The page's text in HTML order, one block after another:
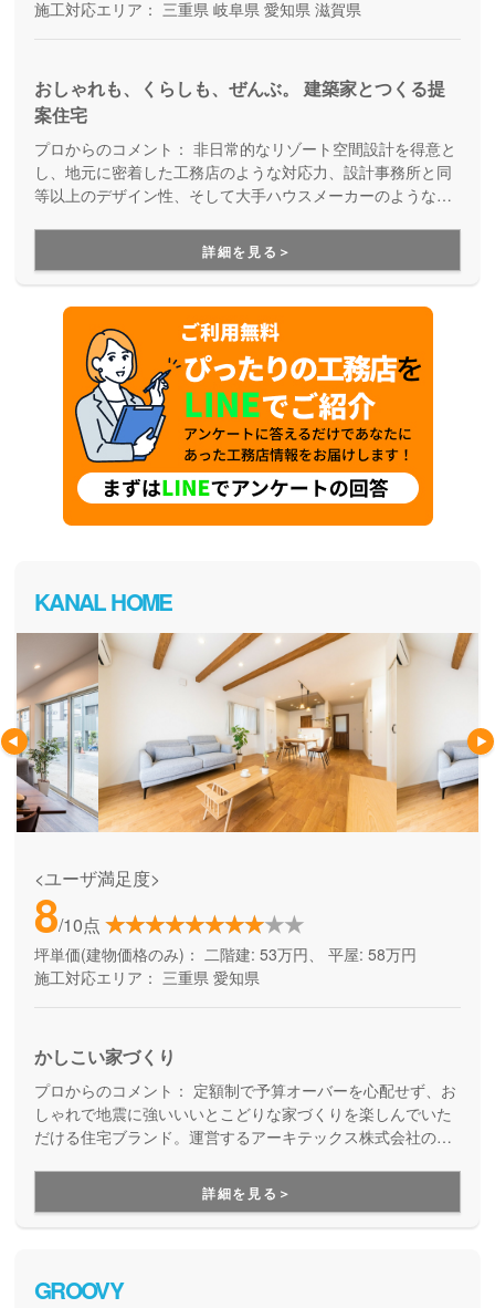
施工対応エリア： 三重県 岐阜県 愛知県 滋賀県
おしゃれも、くらしも、ぜんぶ。 建築家とつくる提
案住宅
プロからのコメント：
し、地元に密着した工務店のような対応力、設計事務所と同
等以上のデザイン性、そして大手ハウスメーカーのような設
厳密な現場管理により無駄なコストを徹底的にカットし、適
正価格で理想の暮らしを実現します。
詳細を見る＞
KANAL HOME
<ユーザ満足度>
8/10点
坪単価(建物価格のみ)： 二階建: 53万円、 平屋: 58万円
施工対応エリア： 三重県 愛知県
かしこい家づくり
プロからのコメント：
しゃれで地震に強いいいとこどりな家づくりを楽しんでいた
だける住宅ブランド。運営するアーキテックス株式会社のア
が、家を建てた後のお悩みにも、修繕などの知識に長けた精
鋭が確かな技術で細やかに対応してくれます。
詳細を見る＞
GROOVY